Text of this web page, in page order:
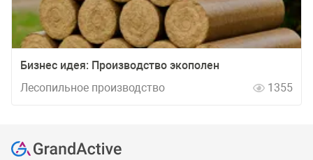
Бизнес идея: Производство экополен
Лесопильное производство
1355